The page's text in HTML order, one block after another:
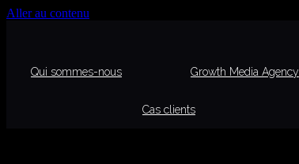
Aller au contenu
Qui sommes-nous Growth Media Agency
Cas clients